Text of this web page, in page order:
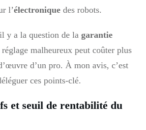
l’électronique des robots.
y a la question de la garantie
malheureux peut coûter plus
d’un pro. À mon avis, c’est
ces points‑clé.
et seuil de rentabilité du